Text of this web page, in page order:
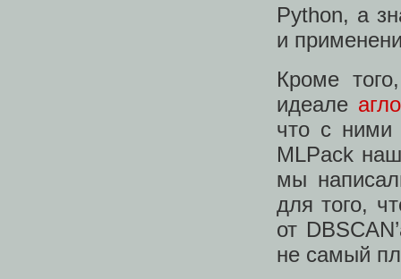
Python, а
и
Кроме
идеале
что с
MLPack
мы
для того,
от
не самый